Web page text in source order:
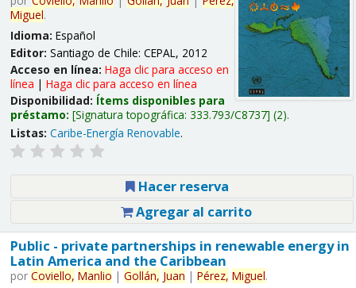
Miguel.
Idioma: Español
Editor: Santiago de Chile: CEPAL, 2012
Acceso en línea: Haga clic para acceso en
línea | Haga clic para acceso en línea
Disponibilidad: Ítems disponibles para
préstamo: Signatura topográfica: 333.793/C8737 (2).
Listas: Caribe-Energía Renovable.
Hacer reserva
Agregar al carrito
Public - private partnerships in renewable energy in
Latin America and the Caribbean
por Coviello, Manlio | Gollán, Juan | Pérez, Miguel.